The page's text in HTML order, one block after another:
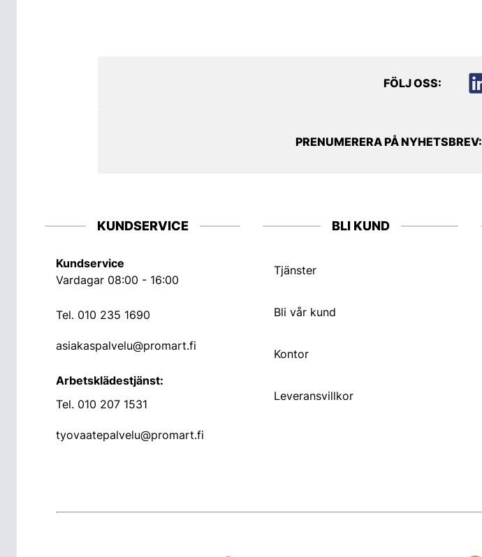
FÖLJ OSS:
PRENUMERERA PÅ NYHETSBREV:
KUNDSERVICE
Kundservice
Vardagar 08:00 - 16:00
Tel. 010 235 1690
asiakaspalvelu@promart.fi
Arbetsklädestjänst:
Tel. 010 207 1531
tyovaatepalvelu@promart.fi
BLI KUND
Tjänster
Bli vår kund
Kontor
Leveransvillkor